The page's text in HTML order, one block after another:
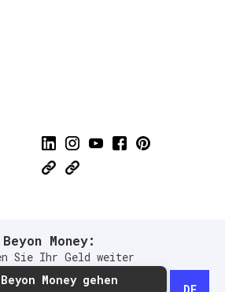
Beyon Money:
Sie Ihr Geld weiter
Money gehen